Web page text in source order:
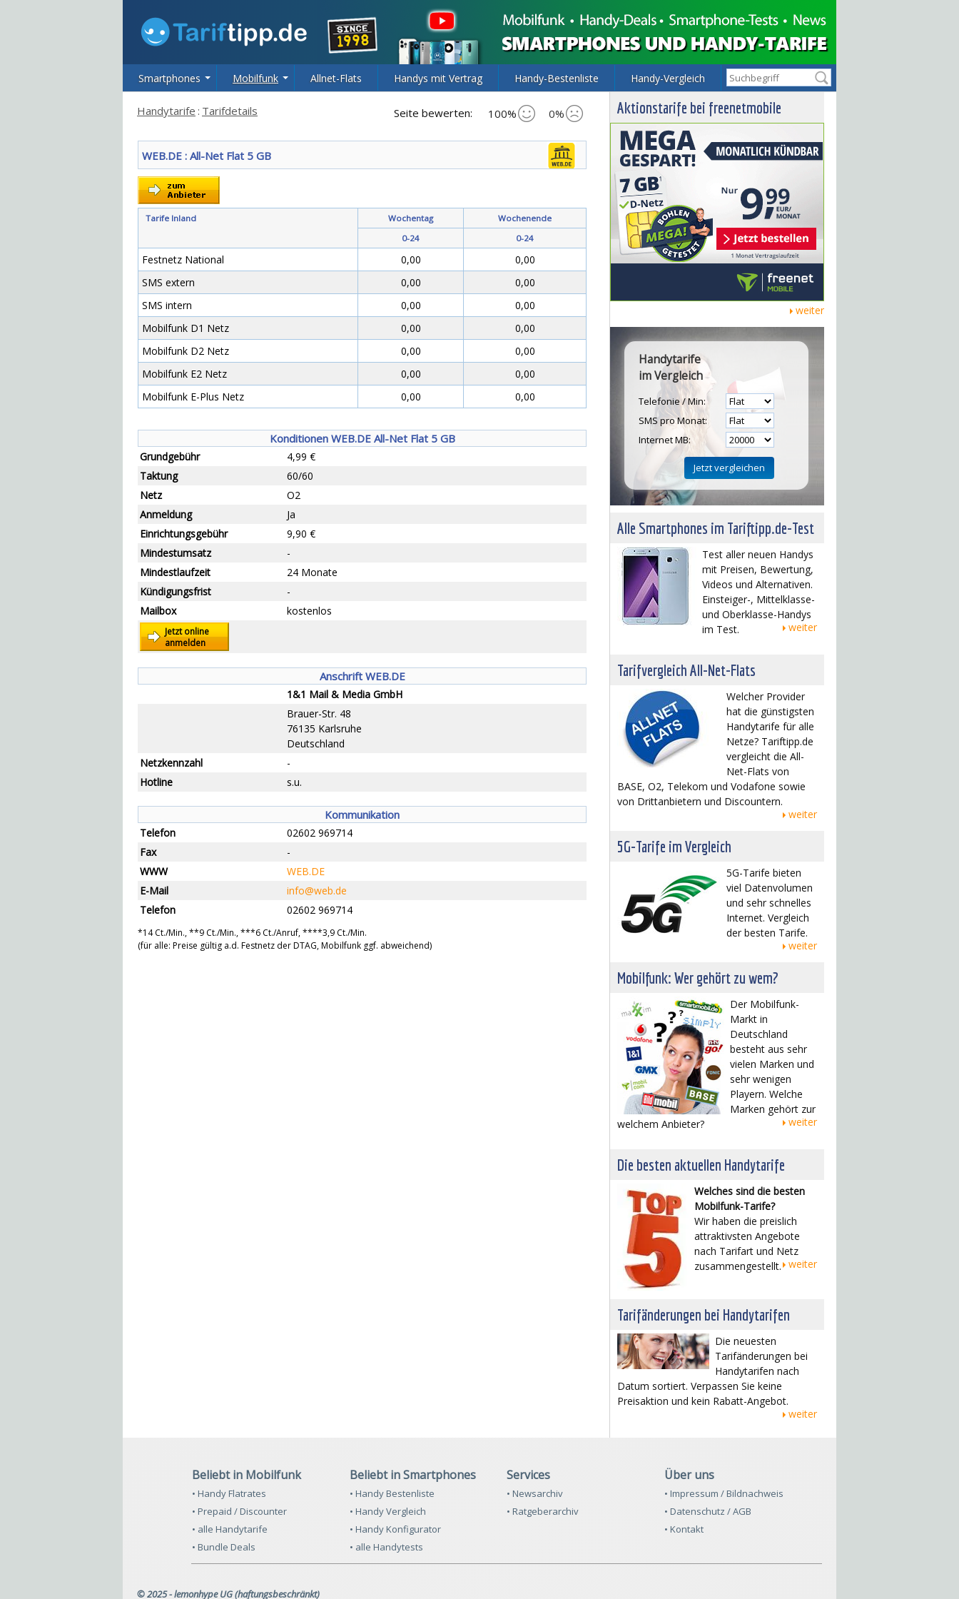
Smartphones Mobilfunk Allnet-Flats Handys mit Vertrag Handy-Bestenliste Handy-Vergleich
Seite bewerten: 100% 0%
Handytarife : Tarifdetails
WEB.DE : All-Net Flat 5 GB
Tarife Inland Wochentag
Wochenende
0-24
0-24
Festnetz National 0,00
0,00
SMS extern
0,00
0,00
SMS intern
0,00
0,00
Mobilfunk D1 Netz
0,00
0,00
Mobilfunk D2 Netz
0,00
0,00
Mobilfunk E2 Netz
0,00
0,00
Mobilfunk E-Plus Netz
0,00 0,00
Konditionen WEB.DE All-Net Flat 5 GB
Grundgebühr
4,99 €
Taktung
60/60
Netz
O2
Anmeldung
Ja
Einrichtungsgebühr
9,90 €
Mindestumsatz
-
Mindestlaufzeit
24 Monate
Kündigungsfrist
-
Mailbox
kostenlos
Jetzt online
anmelden
Anschrift WEB.DE
1&1 Mail & Media GmbH
Brauer-Str. 48
76135 Karlsruhe
Deutschland
Netzkennzahl
-
Hotline
s.u.
Kommunikation
Telefon
02602 969714
Fax
-
WWW
WEB.DE
E-Mail
info@web.de
Telefon
02602 969714
*14 Ct./Min., **9 Ct./Min., ***6 Ct./Anruf, ****3,9 Ct./Min.
(für alle: Preise gültig a.d. Festnetz der DTAG, Mobilfunk ggf. abweichend)
Aktionstarife bei freenetmobile
weiter
Handytarife
im Vergleich
Telefonie / Min:
SMS pro Monat:
Internet MB:
Alle Smartphones im Tariftipp.de-Test
Test aller neuen Handys
mit Preisen, Bewertung,
Videos und Alternativen.
Einsteiger-, Mittelklasse-
und Oberklasse-Handys
im Test.
weiter
Tarifvergleich All-Net-Flats
Welcher Provider
hat die günstigsten
Handytarife für alle
Netze? Tariftipp.de
vergleicht die All-
Net-Flats von
BASE, O2, Telekom und Vodafone sowie
von Drittanbietern und Discountern.
weiter
5G-Tarife im Vergleich
5G-Tarife bieten
viel Datenvolumen
und sehr schnelles
Internet. Vergleich
der besten Tarife.
weiter
Mobilfunk: Wer gehört zu wem?
Der Mobilfunk-
Markt in
Deutschland
besteht aus sehr
vielen Marken und
sehr wenigen
Playern. Welche
Marken gehört zur
welchem Anbieter?
weiter
Die besten aktuellen Handytarife
Welches sind die besten
Mobilfunk-Tarife?
Wir haben die preislich
attraktivsten Angebote
nach Tarifart und Netz
zusammengestellt. weiter
Tarifänderungen bei Handytarifen
Die neuesten
Tarifänderungen bei
Handytarifen nach
Datum sortiert. Verpassen Sie keine
Preisaktion und kein Rabatt-Angebot.
weiter
Beliebt in Mobilfunk
• Handy Flatrates
• Prepaid / Discounter
• alle Handytarife
• Bundle Deals
Beliebt in Smartphones
• Handy Bestenliste
• Handy Vergleich
• Handy Konfigurator
• alle Handytests
Services
• Newsarchiv
• Ratgeberarchiv
Über uns
• Impressum / Bildnachweis
• Datenschutz / AGB
• Kontakt
© 2025 - lemonhype UG (haftungsbeschränkt)